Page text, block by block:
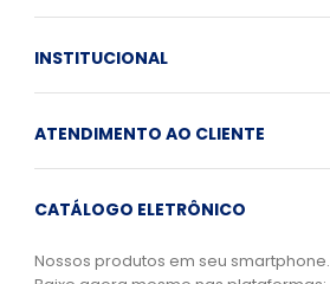
INSTITUCIONAL
ATENDIMENTO AO CLIENTE
CATÁLOGO ELETRÔNICO
Nossos produtos em seu smartphone.